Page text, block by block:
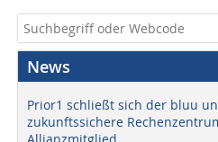
News
Prior1 schließt sich der bluu
zukunftssichere